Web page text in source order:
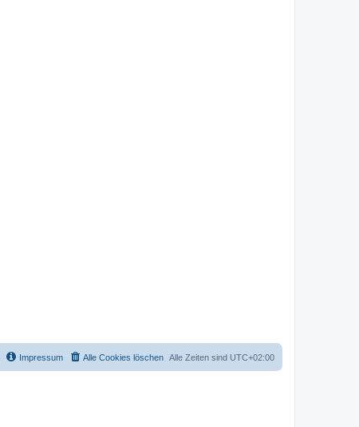
Alle Zeiten sind UTC+02:00
Alle Cookies löschen
Impressum